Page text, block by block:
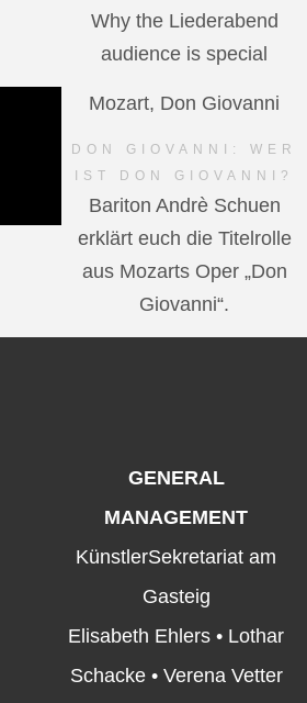
Why the Liederabend
audience is special
Mozart, Don Giovanni
DON GIOVANNI: WER
IST DON GIOVANNI?
Bariton Andrè Schuen
erklärt euch die Titelrolle
aus Mozarts Oper „Don
Giovanni“.
GENERAL
MANAGEMENT
KünstlerSekretariat am
Gasteig
Elisabeth Ehlers • Lothar
Schacke • Verena Vetter